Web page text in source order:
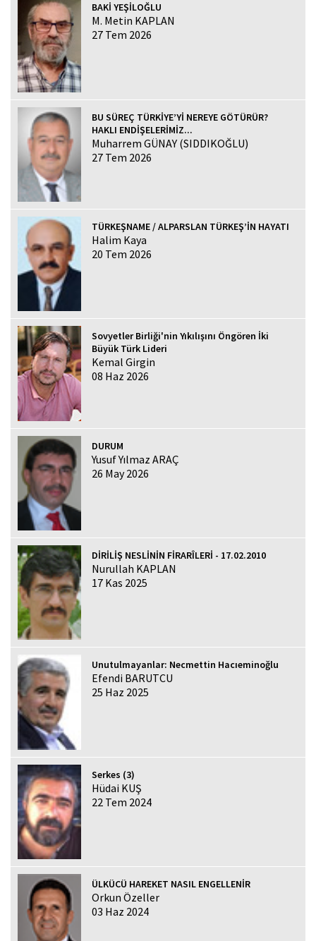
BAKİ YEŞİLOĞLU
M. Metin KAPLAN
27 Tem 2026
BU SÜREÇ TÜRKİYE’Yİ NEREYE GÖTÜRÜR?
HAKLI ENDİŞELERİMİZ...
Muharrem GÜNAY (SIDDIKOĞLU)
27 Tem 2026
TÜRKEŞNAME / ALPARSLAN TÜRKEŞ’İN HAYATI
Halim Kaya
20 Tem 2026
Sovyetler Birliği'nin Yıkılışını Öngören İki
Büyük Türk Lideri
Kemal Girgin
08 Haz 2026
DURUM
Yusuf Yılmaz ARAÇ
26 May 2026
DİRİLİŞ NESLİNİN FİRARÎLERİ - 17.02.2010
Nurullah KAPLAN
17 Kas 2025
Unutulmayanlar: Necmettin Hacıeminoğlu
Efendi BARUTCU
25 Haz 2025
Serkes (3)
Hüdai KUŞ
22 Tem 2024
ÜLKÜCÜ HAREKET NASIL ENGELLENİR
Orkun Özeller
03 Haz 2024